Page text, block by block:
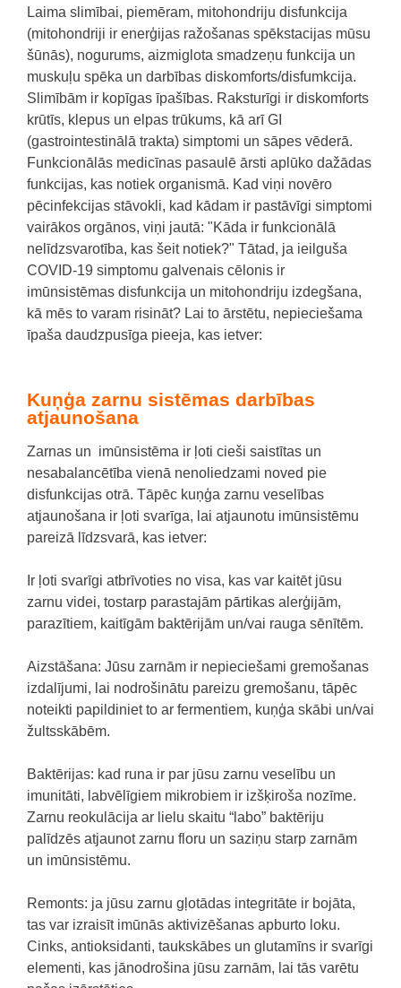
Laima slimībai, piemēram, mitohondriju disfunkcija
(mitohondriji ir enerģijas ražošanas spēkstacijas mūsu
šūnās), nogurums, aizmiglota smadzeņu funkcija un
muskuļu spēka un darbības diskomforts/disfumkcija.
Slimībām ir kopīgas īpašības. Raksturīgi ir diskomforts
krūtīs, klepus un elpas trūkums, kā arī GI
(gastrointestinālā trakta) simptomi un sāpes vēderā.
Funkcionālās medicīnas pasaulē ārsti aplūko dažādas
funkcijas, kas notiek organismā. Kad viņi novēro
pēcinfekcijas stāvokli, kad kādam ir pastāvīgi simptomi
vairākos orgānos, viņi jautā: "Kāda ir funkcionālā
nelīdzsvarotība, kas šeit notiek?" Tātad, ja ieilguša
COVID-19 simptomu galvenais cēlonis ir
imūnsistēmas disfunkcija un mitohondriju izdegšana,
kā mēs to varam risināt? Lai to ārstētu, nepieciešama
īpaša daudzpusīga pieeja, kas ietver:
Kuņģa zarnu sistēmas darbības
atjaunošana
Zarnas un imūnsistēma ir ļoti cieši saistītas un
nesabalancētība vienā nenoliedzami noved pie
disfunkcijas otrā. Tāpēc kuņģa zarnu veselības
atjaunošana ir ļoti svarīga, lai atjaunotu imūnsistēmu
pareizā līdzsvarā, kas ietver:
Ir ļoti svarīgi atbrīvoties no visa, kas var kaitēt jūsu
zarnu videi, tostarp parastajām pārtikas alerģijām,
parazītiem, kaitīgām baktērijām un/vai rauga sēnītēm.
Aizstāšana: Jūsu zarnām ir nepieciešami gremošanas
izdalījumi, lai nodrošinātu pareizu gremošanu, tāpēc
noteikti papildiniet to ar fermentiem, kuņģa skābi un/vai
žultsskābēm.
Baktērijas: kad runa ir par jūsu zarnu veselību un
imunitāti, labvēlīgiem mikrobiem ir izšķiroša nozīme.
Zarnu reokulācija ar lielu skaitu “labo” baktēriju
palīdzēs atjaunot zarnu floru un saziņu starp zarnām
un imūnsistēmu.
Remonts: ja jūsu zarnu gļotādas integritāte ir bojāta,
tas var izraisīt imūnās aktivizēšanas apburto loku.
Cinks, antioksidanti, taukskābes un glutamīns ir svarīgi
elementi, kas jānodrošina jūsu zarnām, lai tās varētu